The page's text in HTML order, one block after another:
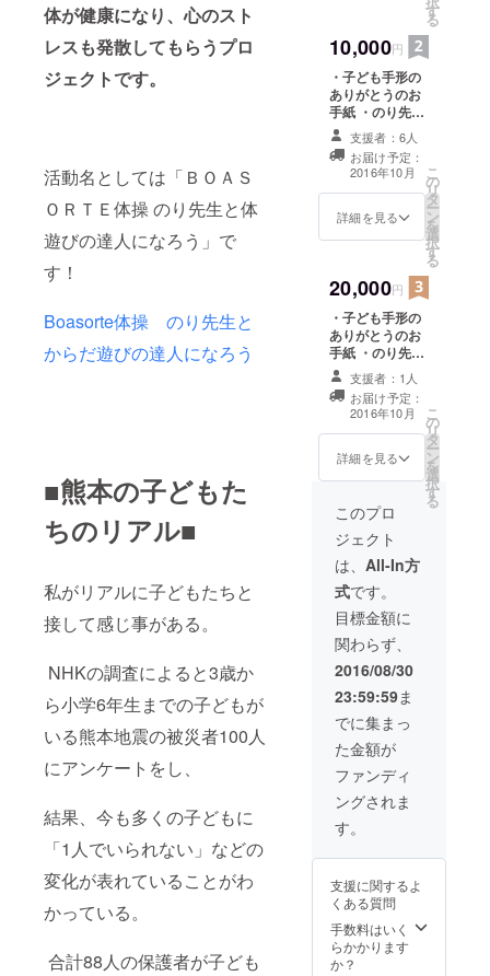
体が健康になり、心のスト
レスも発散してもらうプロ
ジェクトです。
活動名としては「ＢＯＡＳ
ＯＲＴＥ体操 のり先生と体
遊びの達人になろう」で
す！
Boasorte体操 のり先生と
からだ遊びの達人になろう
■熊本の子どもた
ちのリアル■
私がリアルに子どもたちと
接して感じ事がある。
NHKの調査によると3歳か
ら小学6年生までの子どもが
いる熊本地震の被災者100人
にアンケートをし、
結果、今も多くの子どもに
「1人でいられない」などの
変化が表れていることがわ
かっている。
合計88人の保護者が子ども
事業を行っ
ておりま
す。
す
る
10,000円
・子ども手形の
ありがとうのお
手紙 ・のり先生
限定 熊本復興
シール ・のり先
生限定 熊本復興
タオル
支援者：6人
お届け予定：
2016年10月
詳細を見る
こ
の
リ
タ
ー
ン
を
選
択
す
る
20,000円
・子ども手形の
ありがとうのお
手紙 ・のり先生
限定 熊本復興
シール ・のり先
生限定 熊本復興
タオル ・のり先
生限定 Ｔシャツ
支援者：1人
お届け予定：
2016年10月
詳細を見る
こ
の
リ
タ
ー
ン
を
選
択
す
る
このプロ
ジェクト
は、 All-In方
式です。
目標金額に
関わらず、
2016/08/30
23:59:59ま
でに集まっ
た金額が
ファンディ
ングされま
す。
支援に関するよ
くある質問
手数料はいく
らかかります
か？